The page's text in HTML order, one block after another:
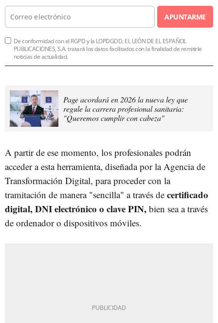
APUNTARME
De conformidad con el RGPD y la LOPDGDD, EL LEÓN DE EL ESPAÑOL
PUBLICACIONES, S.A. tratará los datos facilitados con la finalidad de remitirle
noticias de actualidad.
Page acordará en 2026 la nueva ley que
regule la carrera profesional sanitaria:
"Queremos cumplir con cabeza"
A partir de ese momento, los profesionales podrán
acceder a esta herramienta, diseñada por la Agencia de
Transformación Digital, para proceder con la
tramitación de manera "sencilla" a través de certificado
digital, DNI electrónico o clave PIN, bien sea a través
de ordenador o dispositivos móviles.